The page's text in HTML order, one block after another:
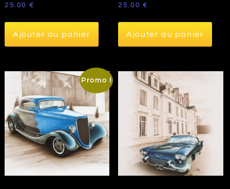
25.00 €
Ajouter au panier
25.00 €
Ajouter au panier
Promo !